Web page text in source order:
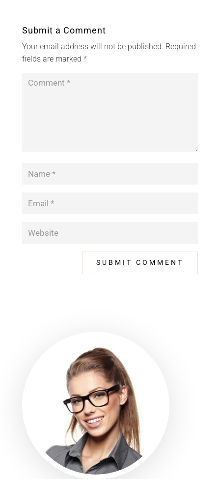
Submit a Comment
Your email address will not be published. Required
fields are marked *